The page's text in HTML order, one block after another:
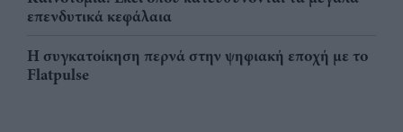
επενδυτικά κεφάλαια
Η συγκατοίκηση περνά στην ψηφιακή εποχή με το
Flatpulse